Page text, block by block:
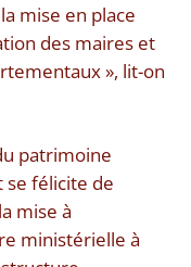
mise en place
des maires et
», lit-on
patrimoine
se félicite de
mise à
ministérielle à